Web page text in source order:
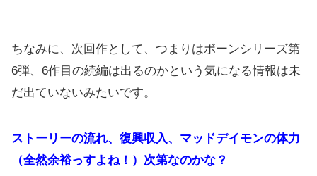
ちなみに、次回作として、つまりはボーンシリーズ第
6弾、6作目の続編は出るのかという気になる情報は未
だ出ていないみたいです。
ストーリーの流れ、復興収入、マッドデイモンの体力
（全然余裕っすよね！）次第なのかな？